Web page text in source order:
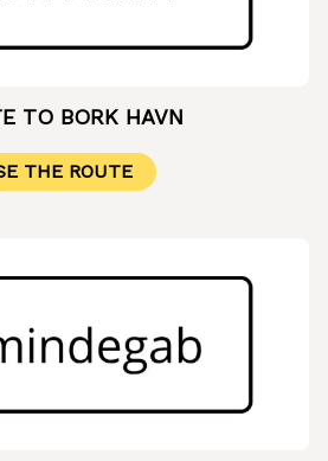
TO BORK HAVN
THE ROUTE